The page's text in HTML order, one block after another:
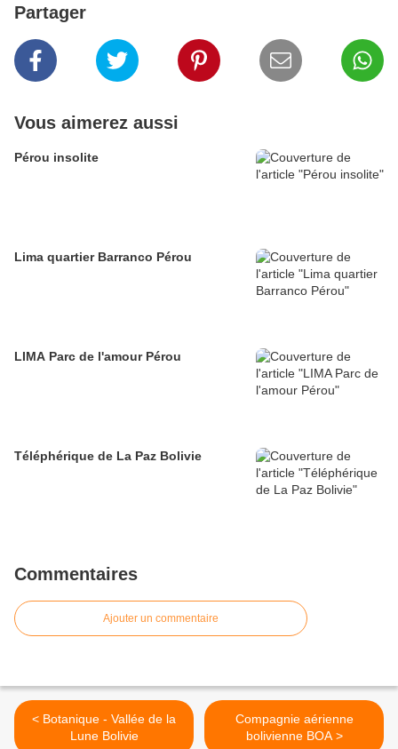
Partager
Vous aimerez aussi
Pérou insolite
Lima quartier Barranco Pérou
LIMA Parc de l'amour Pérou
Téléphérique de La Paz Bolivie
Commentaires
Ajouter un commentaire
< Botanique - Vallée de la
Lune Bolivie
Compagnie aérienne
bolivienne BOA >